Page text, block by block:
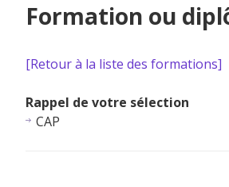
Formation ou
[Retour à la liste des formations]
Rappel de votre sélection
CAP